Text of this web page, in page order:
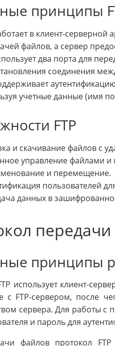
принципы
в клиент-серверной
файлов, а сервер
два порта для
соединения
учетные данные (имя
FTP
и скачивание файлов с
управление файлами и
и перемещение.
пользователей
данных в
принципы
использует клиент-
с FTP-сервером, после
сервера. Для работы с
и пароль для
файлов протокол